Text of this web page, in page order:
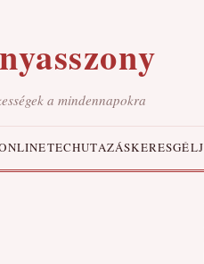
a mindennapokra
TECHUTAZÁSKERESGÉLJ